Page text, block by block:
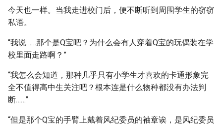
今天也一样。当我走进校门后，便不断听到周围学生的窃窃
私语。
“我说……那个是Q宝吧？为什么会有人穿着Q宝的玩偶装在学
校里面走路啊？”
“我怎么会知道，那种几乎只有小学生才喜欢的卡通形象完
全不值得高中生关注吧？根本连是什么物种都没有办法判
断……”
“但是那个Q宝的手臂上戴着风纪委员的袖章诶，是风纪委员